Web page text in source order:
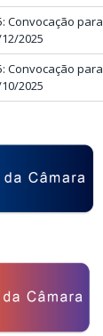
Convocação para
2025
Convocação para
2025